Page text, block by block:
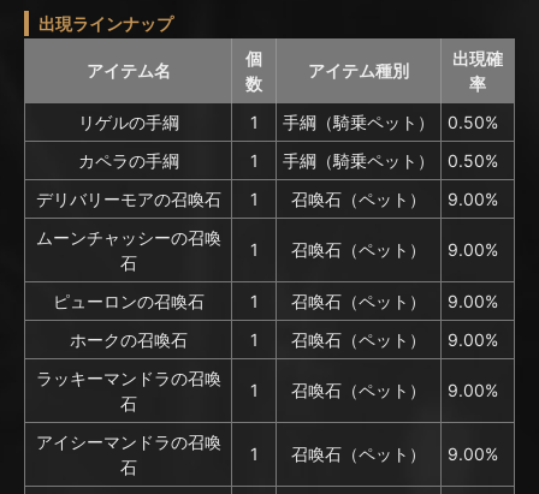
出現ラインナップ
アイテム名
個
数
アイテム種別
出現確
率
リゲルの手綱
1 手綱（騎乗ペット）
0.50%
カペラの手綱
1 手綱（騎乗ペット）
0.50%
デリバリーモアの召喚石
1 召喚石（ペット）
9.00%
ムーンチャッシーの召喚
石
1 召喚石（ペット） 9.00%
ピューロンの召喚石 1 召喚石（ペット）
9.00%
ホークの召喚石
1 召喚石（ペット）
9.00%
ラッキーマンドラの召喚
石
1 召喚石（ペット） 9.00%
アイシーマンドラの召喚
石
1 召喚石（ペット） 9.00%